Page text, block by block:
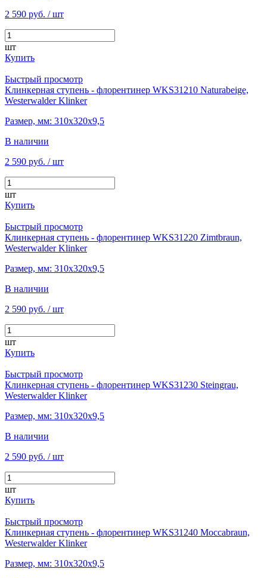
2 590 руб. / шт
шт
Купить
Быстрый просмотр
Клинкерная ступень - флорентинер WKS31210 Naturabeige,
Westerwalder Klinker
Размер, мм: 310х320х9,5
В наличии
2 590 руб. / шт
шт
Купить
Быстрый просмотр
Клинкерная ступень - флорентинер WKS31220 Zimtbraun,
Westerwalder Klinker
Размер, мм: 310х320х9,5
В наличии
2 590 руб. / шт
шт
Купить
Быстрый просмотр
Клинкерная ступень - флорентинер WKS31230 Steingrau,
Westerwalder Klinker
Размер, мм: 310х320х9,5
В наличии
2 590 руб. / шт
шт
Купить
Быстрый просмотр
Клинкерная ступень - флорентинер WKS31240 Moccabraun,
Westerwalder Klinker
Размер, мм: 310х320х9,5